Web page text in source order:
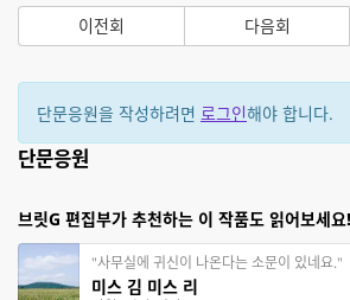
이전회 다음회
단문응원을 작성하려면 로그인해야 합니다.
단문응원
브릿G 편집부가 추천하는 이 작품도 읽어보세요!
"사무실에 귀신이 나온다는 소문이 있네요."
미스 김 미스 리